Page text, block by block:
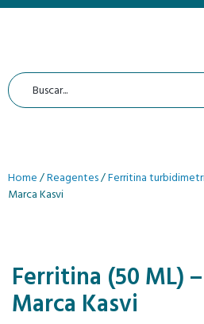
Home/Reagentes/Ferritina
Marca Kasvi
Ferritina (50 ML)
Marca Kasvi